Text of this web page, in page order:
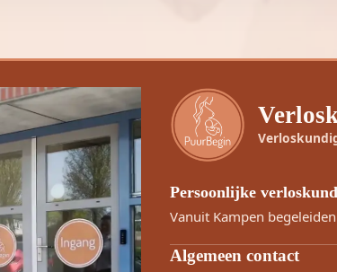
Persoonlijke
Vanuit Kampen
Algemeen contact